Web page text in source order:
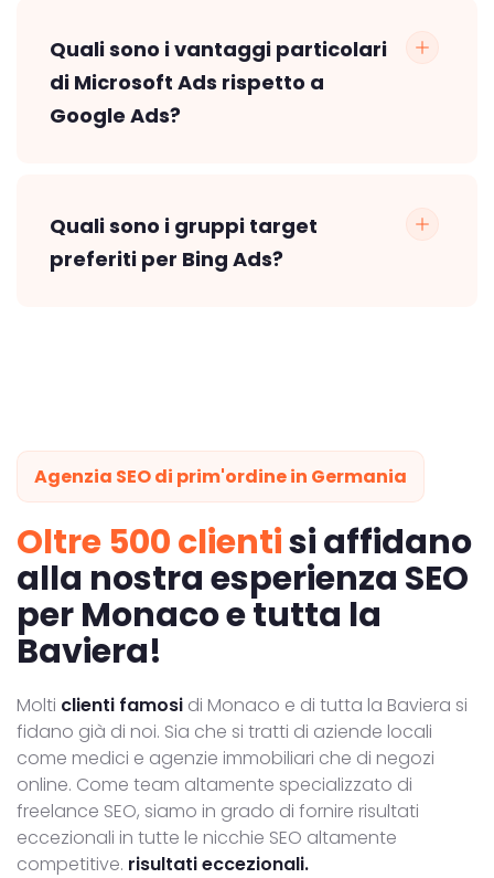
Quali sono i vantaggi particolari
di Microsoft Ads rispetto a
Google Ads?
Quali sono i gruppi target
preferiti per Bing Ads?
Agenzia SEO di prim'ordine in Germania
Oltre 500 clientisi affidano
alla nostra esperienza SEO
per Monaco e tutta la
Baviera!
Molti clienti famosi di Monaco e di tutta la Baviera si
fidano già di noi. Sia che si tratti di aziende locali
come medici e agenzie immobiliari che di negozi
online. Come team altamente specializzato di
freelance SEO, siamo in grado di fornire risultati
eccezionali in tutte le nicchie SEO altamente
competitive. risultati eccezionali.